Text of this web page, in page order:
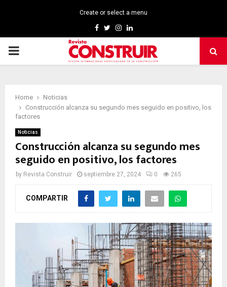
Create or select a menu
Facebook
TwitterInstagram
Linkedin
PRIMARY
Home
Noticias
Construcción alcanza su segundo mes seguido en positivo, los
factores
Noticias
Construcción alcanza su segundo mes
seguido en positivo, los factores
by Revista Construir septiembre 27, 2024 0 265
COMPARTIR